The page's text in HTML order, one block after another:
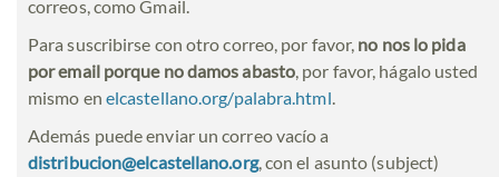
correos, como Gmail.
Para suscribirse con otro correo, por favor, no nos lo pida
por email porque no damos abasto, por favor, hágalo usted
mismo en elcastellano.org/palabra.html.
Además puede enviar un correo vacío a
distribucion@elcastellano.org, con el asunto (subject)